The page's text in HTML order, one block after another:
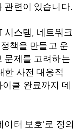
관련이 있습니다.
시스템, 네트워크
책을 만들고 운
문제를 고려하는
한 사전 대응적
클 완료까지 데
이터 보호'로 정의